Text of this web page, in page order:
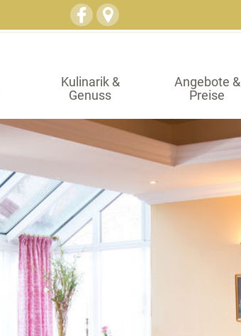
Kulinarik &
Genuss
Angebote &
Preise